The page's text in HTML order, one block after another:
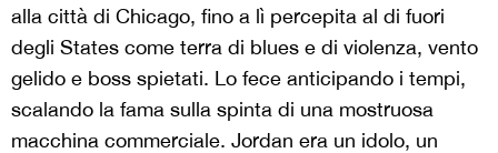
alla città di Chicago, fino a lì percepita al di fuori
degli States come terra di blues e di violenza, vento
gelido e boss spietati. Lo fece anticipando i tempi,
scalando la fama sulla spinta di una mostruosa
macchina commerciale. Jordan era un idolo, un